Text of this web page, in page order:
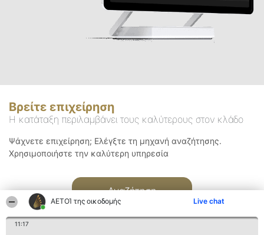
ΑΕΤΟΊ της οικοδομής Live chat
11:17
Βρείτε επιχείρηση
Η κατάταξη περιλαμβάνει τους καλύτερους στον κλάδο
Ψάχνετε επιχείρηση; Ελέγξτε τη μηχανή αναζήτησης.
Χρησιμοποιήστε την καλύτερη υπηρεσία
Αναζήτηση